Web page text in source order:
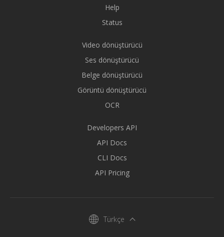
Help
Status
Video dönüştürücü
Ses dönüştürücü
Belge dönüştürücü
Görüntü dönüştürücü
OCR
Developers API
API Docs
CLI Docs
API Pricing
Türkçe